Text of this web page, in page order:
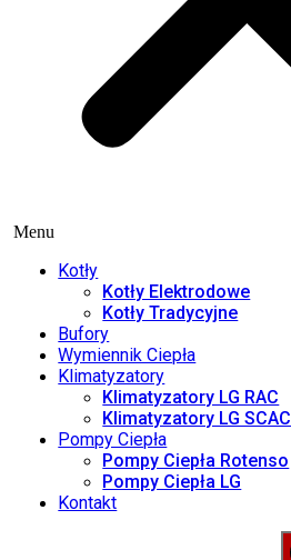
Menu
Kotły
Kotły Elektrodowe
Kotły Tradycyjne
Bufory
Wymiennik Ciepła
Klimatyzatory
Klimatyzatory LG RAC
Klimatyzatory LG SCAC
Pompy Ciepła
Pompy Ciepła Rotenso
Pompy Ciepła LG
Kontakt